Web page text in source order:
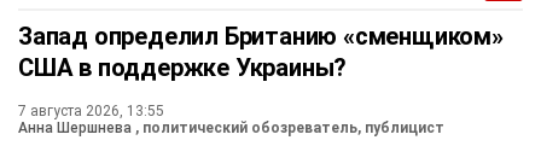
Запад определил Британию «сменщиком»
США в поддержке Украины?
7 августа 2026, 13:55
Анна Шершнева , политический обозреватель, публицист